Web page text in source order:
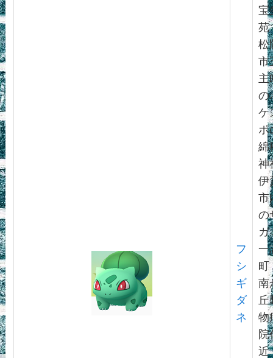
フ
シ
ギ
ダ
ネ
宝
苑
松
市
主
の
ケ
ポ
綿
神
伊
市
の
ガ
一
町
南
丘
物
院
近